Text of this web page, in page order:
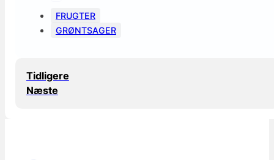
FRUGTER
GRØNTSAGER
Tidligere
Næste